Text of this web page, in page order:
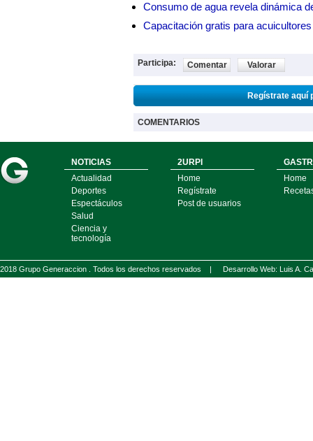
Consumo de agua revela dinámica
Capacitación gratis para
Participa: Comentar Valorar
Regístrate aquí
COMENTARIOS
NOTICIAS
Actualidad
Deportes
Espectáculos
Salud
Ciencia y
tecnología
2URPI
Home
Regístrate
Post de usuarios
Home
2018 Grupo Generaccion . Todos los derechos reservados | Desarrollo Web: Luis